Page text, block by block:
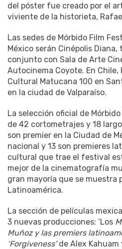
del póster fue creado por el
viviente de la historieta,
Las sedes de Mórbido Film
México serán Cinépolis Diana,
conjunto con Sala de Arte
Autocinema Coyote. En Chile,
Cultural Matucana 100 en
en la ciudad de Valparaíso.
La selección oficial de
de 42 cortometrajes y 18
son premier en la Ciudad de
nacional y 13 son premieres
cultural que trae el festival
mejor de la cinematografía
gran mayoría que se muestra
Latinoamérica.
La sección de películas
3 nuevas producciones: ‘Los
Muñoz y las premiers
‘Forgiveness’de Alex Kahuam